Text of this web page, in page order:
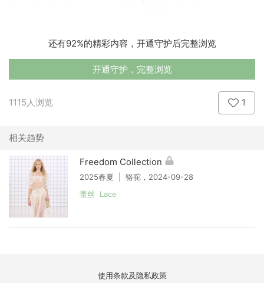
还有92%的精彩内容，开通守护后完整浏览
开通守护，完整浏览
1115人浏览 1
相关趋势
Freedom Collection
2025春夏 | 骆驼，2024-09-28
蕾丝 Lace
使用条款及隐私政策